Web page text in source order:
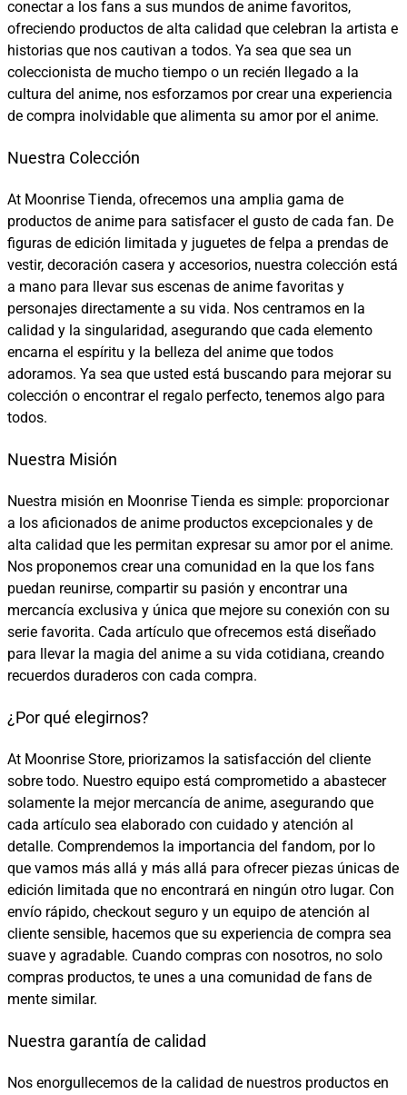
conectar a los fans a sus mundos de anime favoritos,
ofreciendo productos de alta calidad que celebran la artista e
historias que nos cautivan a todos. Ya sea que sea un
coleccionista de mucho tiempo o un recién llegado a la
cultura del anime, nos esforzamos por crear una experiencia
de compra inolvidable que alimenta su amor por el anime.
Nuestra Colección
At Moonrise Tienda, ofrecemos una amplia gama de
productos de anime para satisfacer el gusto de cada fan. De
figuras de edición limitada y juguetes de felpa a prendas de
vestir, decoración casera y accesorios, nuestra colección está
a mano para llevar sus escenas de anime favoritas y
personajes directamente a su vida. Nos centramos en la
calidad y la singularidad, asegurando que cada elemento
encarna el espíritu y la belleza del anime que todos
adoramos. Ya sea que usted está buscando para mejorar su
colección o encontrar el regalo perfecto, tenemos algo para
todos.
Nuestra Misión
Nuestra misión en Moonrise Tienda es simple: proporcionar
a los aficionados de anime productos excepcionales y de
alta calidad que les permitan expresar su amor por el anime.
Nos proponemos crear una comunidad en la que los fans
puedan reunirse, compartir su pasión y encontrar una
mercancía exclusiva y única que mejore su conexión con su
serie favorita. Cada artículo que ofrecemos está diseñado
para llevar la magia del anime a su vida cotidiana, creando
recuerdos duraderos con cada compra.
¿Por qué elegirnos?
At Moonrise Store, priorizamos la satisfacción del cliente
sobre todo. Nuestro equipo está comprometido a abastecer
solamente la mejor mercancía de anime, asegurando que
cada artículo sea elaborado con cuidado y atención al
detalle. Comprendemos la importancia del fandom, por lo
que vamos más allá y más allá para ofrecer piezas únicas de
edición limitada que no encontrará en ningún otro lugar. Con
envío rápido, checkout seguro y un equipo de atención al
cliente sensible, hacemos que su experiencia de compra sea
suave y agradable. Cuando compras con nosotros, no solo
compras productos, te unes a una comunidad de fans de
mente similar.
Nuestra garantía de calidad
Nos enorgullecemos de la calidad de nuestros productos en